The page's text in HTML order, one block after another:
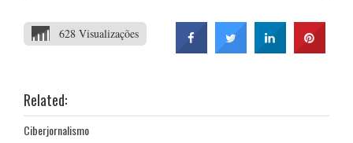
628 Visualizações
Related:
Ciberjornalismo